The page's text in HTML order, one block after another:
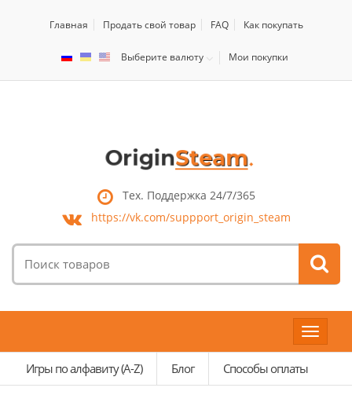
Главная Продать свой товар FAQ Как покупать
Выберите валюту Мои покупки
Тех. Поддержка 24/7/365
https://vk.com/suppport_origin_steam
товаров:
Toggle
Игры по алфавиту (A-Z)
Блог Способы оплаты